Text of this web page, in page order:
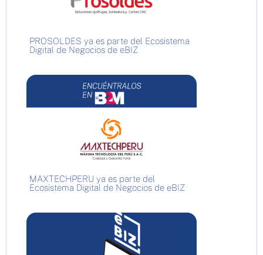
PROSOLDES ya es parte del Ecosistema
Digital de Negocios de eBIZ
MAXTECHPERU ya es parte del
Ecosistema Digital de Negocios de eBIZ